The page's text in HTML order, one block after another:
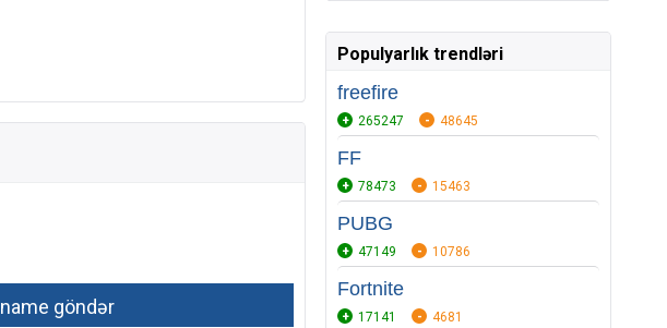
Populyarlık trendləri
freefire
265247 48645
FF
78473 15463
PUBG
47149 10786
Fortnite
17141 4681